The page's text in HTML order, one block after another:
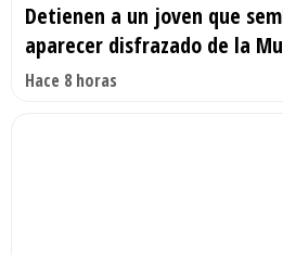
Detienen a un joven que
aparecer disfrazado de la
Hace 8 horas